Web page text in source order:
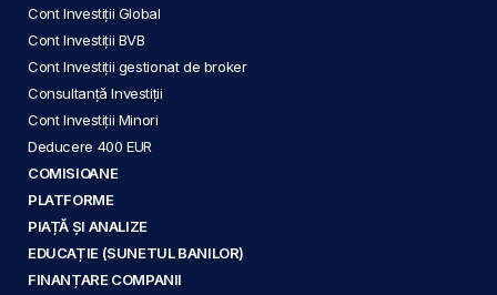
Cont Investiții Global
Cont Investiții BVB
Cont Investiții gestionat de broker
Consultanță Investiții
Cont Investiții Minori
Deducere 400 EUR
COMISIOANE
PLATFORME
PIAȚĂ ȘI ANALIZE
EDUCAȚIE (SUNETUL BANILOR)
FINANȚARE COMPANII